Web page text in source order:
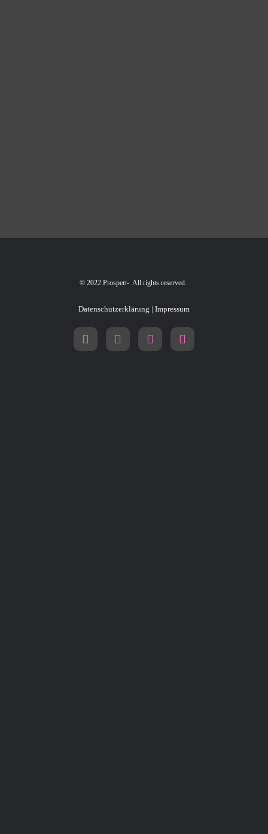
© 2022 Prospert- All rights reserved.
Datenschutzerklärung | Impressum